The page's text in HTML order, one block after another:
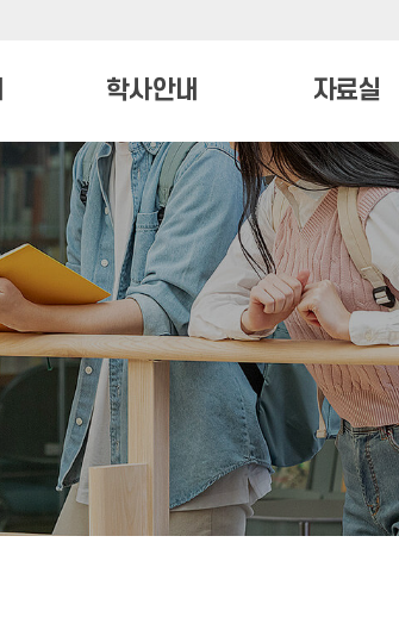
학사안내 자료실